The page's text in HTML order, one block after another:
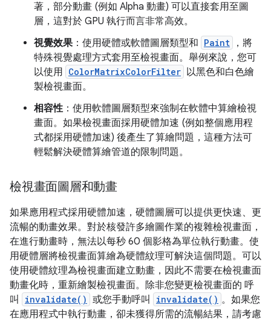
著，部分動畫 (例如 Alpha 動畫) 可以直接套用至圖
層，這對於 GPU 執行而言非常高效。
視覺效果 ：使用硬體或軟體圖層類型和 Paint
，將
特殊視覺處理方式套用至檢視畫面。舉例來說，您可
以使用 ColorMatrixColorFilter 以黑色和白色繪
製檢視畫面。
相容性：使用軟體圖層類型來強制在軟體中算繪檢視
畫面。如果檢視畫面採用硬體加速 (例如整個應用程
式都採用硬體加速) 後產生了算繪問題，這種方法可
輕鬆解決硬體算繪管道的限制問題。
檢視畫面圖層和動畫
如果應用程式採用硬體加速，硬體圖層可以提供更快速、更
流暢的動畫效果。對於核發許多繪圖作業的複雜檢視畫面，
在進行動畫時，無法以每秒 60 個影格為單位執行動畫。使
用硬體層將檢視畫面算繪為硬體紋理可解決這個問題。可以
使用硬體紋理為檢視畫面建立動畫，因此不需要在檢視畫面
動畫化時，重新繪製檢視畫面。除非您變更檢視畫面的 呼
叫
invalidate() 或您手動呼叫 invalidate() 。如果您
在應用程式中執行動畫，卻未獲得所需的流暢結果，請考慮